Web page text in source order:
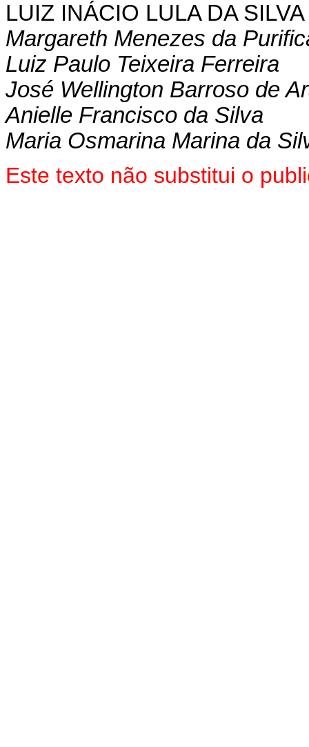
LUIZ INÁCIO LULA DA SILVA
Margareth Menezes da
Luiz Paulo Teixeira Ferreira
José Wellington Barroso de
Anielle Francisco da Silva
Maria Osmarina Marina da
Este texto não substitui o